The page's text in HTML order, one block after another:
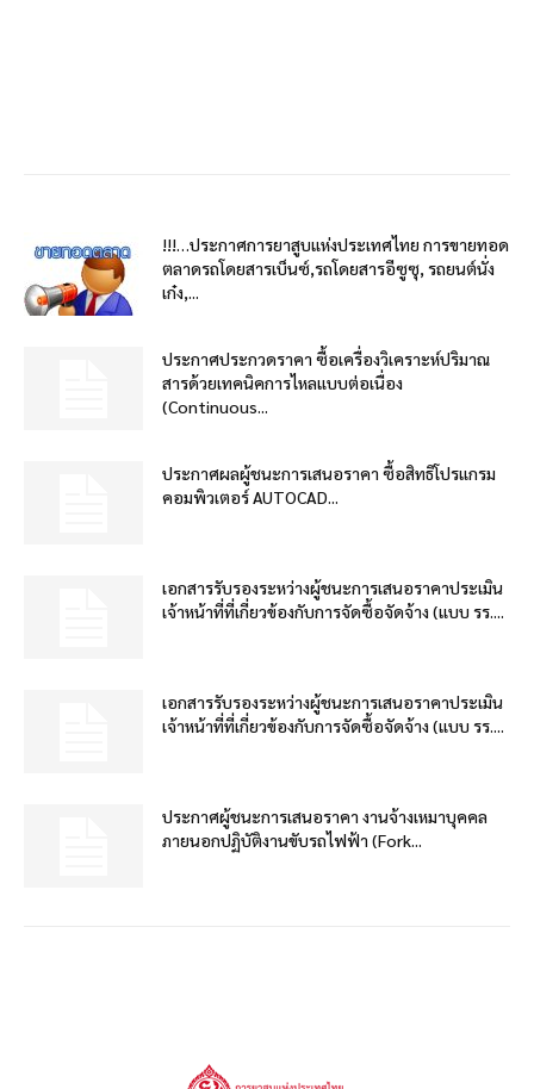
!!!…ประกาศการยาสูบแห่งประเทศไทย การขายทอด
ตลาดรถโดยสารเบ็นซ์,รถโดยสารอีซูซุ, รถยนต์นั่ง
เก๋ง,...
ประกาศประกวดราคา ซื้อเครื่องวิเคราะห์ปริมาณ
สารด้วยเทคนิคการไหลแบบต่อเนื่อง
(Continuous...
ประกาศผลผู้ชนะการเสนอราคา ซื้อสิทธิโปรแกรม
คอมพิวเตอร์ AUTOCAD...
เอกสารรับรองระหว่างผู้ชนะการเสนอราคาประเมิน
เจ้าหน้าที่ที่เกี่ยวข้องกับการจัดซื้อจัดจ้าง (แบบ รร....
เอกสารรับรองระหว่างผู้ชนะการเสนอราคาประเมิน
เจ้าหน้าที่ที่เกี่ยวข้องกับการจัดซื้อจัดจ้าง (แบบ รร....
ประกาศผู้ชนะการเสนอราคา งานจ้างเหมาบุคคล
ภายนอกปฏิบัติงานขับรถไฟฟ้า (Fork...